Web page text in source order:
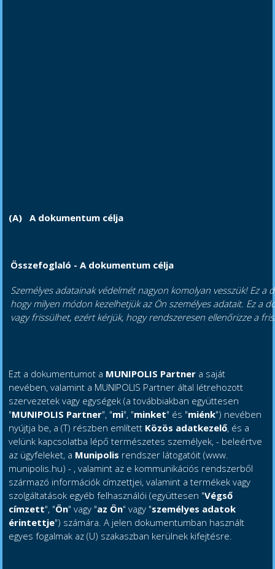
(A) A dokumentum célja
Összefoglaló - A dokumentum célja
Személyes adatainak védelmét nagyon komolyan vesszük! Ez a
hogy milyen módon kezelhetjük az Ön személyes adatait. Ez a
vagy frissülhet, ezért kérjük, hogy rendszeresen ellenőrizze a
Ezt a dokumentumot a MUNIPOLIS Partner a saját
nevében, valamint a MUNIPOLIS Partner által létrehozott
szervezetek vagy egységek (a továbbiakban együttesen
"MUNIPOLIS Partner", "mi", "minket" és "miénk") nevében
nyújtja be, a (T) részben említett Közös adatkezelő, és a
velünk kapcsolatba lépő természetes személyek, - beleértve
az ügyfeleket, a Munipolis rendszer látogatóit (www.
munipolis.hu) - , valamint az e kommunikációs rendszerből
származó információk címzettjei, valamint a termékek vagy
szolgáltatások egyéb felhasználói (együttesen "Végső
címzett", "Ön" vagy "az Ön" vagy "személyes adatok
érintettje") számára. A jelen dokumentumban használt
egyes fogalmak az (U) szakaszban kerülnek kifejtésre.